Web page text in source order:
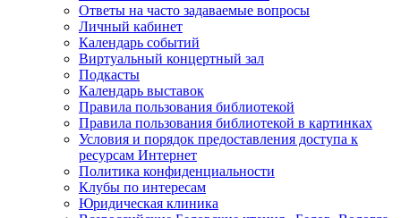
Ответы на часто задаваемые вопросы
Личный кабинет
Календарь событий
Виртуальный концертный зал
Подкасты
Календарь выставок
Правила пользования библиотекой
Правила пользования библиотекой в картинках
Условия и порядок предоставления доступа к
ресурсам Интернет
Политика конфиденциальности
Клубы по интересам
Юридическая клиника